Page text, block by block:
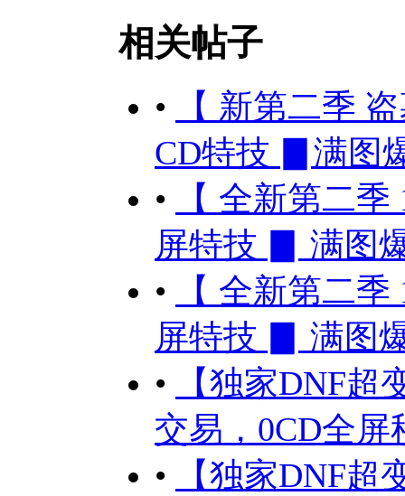
相关帖子
•
【 新第二季
CD特技 ▊满图
•
【 全新第二
屏特技 ▊ 满图
•
【 全新第二
屏特技 ▊ 满图
•
【独家DNF
交易，0CD全屏
•
【独家DNF